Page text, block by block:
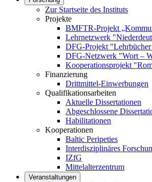
Zur Startseite des Instituts
Projekte
BMFTR-Projekt
Lehrnetzwerk
DFG-Projekt
DFG-Netzwerk "Wort –
Kooperationsprojekt
Finanzierung
Drittmittel-Einwerbungen
Qualifikationsarbeiten
Aktuelle Dissertationen
Abgeschlossene
Habilitationen
Kooperationen
Baltic Peripeties
Interdisziplinäres
IZfG
Mittelalterzentrum
Veranstaltungen